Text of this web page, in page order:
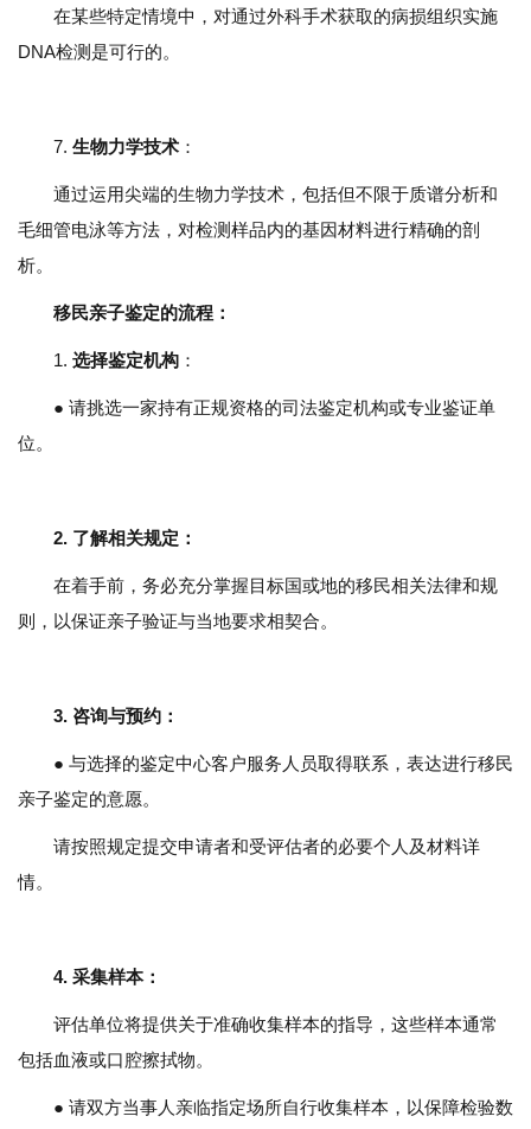
在某些特定情境中，对通过外科手术获取的病损组织实施
DNA检测是可行的。
7. 生物力学技术 ：
通过运用尖端的生物力学技术，包括但不限于质谱分析和
毛细管电泳等方法，对检测样品内的基因材料进行精确的剖
析。
移民亲子鉴定的流程：
1. 选择鉴定机构 ：
● 请挑选一家持有正规资格的司法鉴定机构或专业鉴证单
位。
2. 了解相关规定 ：
在着手前，务必充分掌握目标国或地的移民相关法律和规
则，以保证亲子验证与当地要求相契合。
3. 咨询与预约 ：
● 与选择的鉴定中心客户服务人员取得联系，表达进行移民
亲子鉴定的意愿。
请按照规定提交申请者和受评估者的必要个人及材料详
情。
4. 采集样本：
评估单位将提供关于准确收集样本的指导，这些样本通常
包括血液或口腔擦拭物。
● 请双方当事人亲临指定场所自行收集样本，以保障检验数